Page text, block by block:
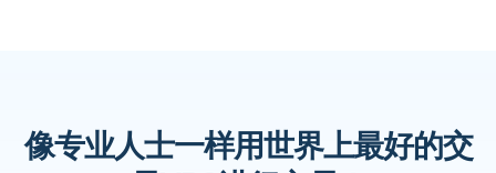
像专业人士一样用世界上最好的交